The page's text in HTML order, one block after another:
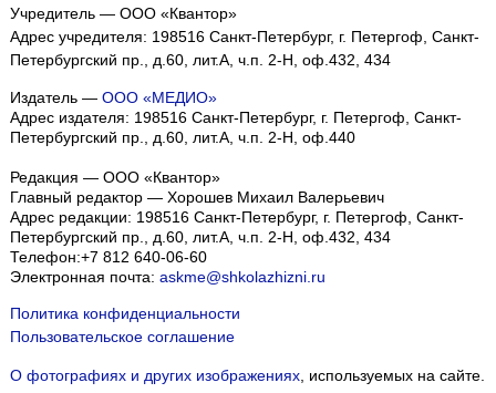
Учредитель — ООО «Квантор»
Адрес учредителя: 198516 Санкт-Петербург, г. Петергоф, Санкт-
Петербургский пр., д.60, лит.А, ч.п. 2-Н, оф.432, 434
Издатель — ООО «МЕДИО»
Адрес издателя: 198516 Санкт-Петербург, г. Петергоф, Санкт-
Петербургский пр., д.60, лит.А, ч.п. 2-Н, оф.440
Редакция — ООО «Квантор»
Главный редактор — Хорошев Михаил Валерьевич
Адрес редакции: 198516 Санкт-Петербург, г. Петергоф Санкт-
Петербургский пр., д.60, лит.А, ч.п. 2-Н, оф.432, 434
Телефон:+7 812 640-06-60
Электронная почта: askme@shkolazhizni.ru
Политика конфиденциальности
Пользовательское соглашение
О фотографиях и других изображениях, используемых на сайте.